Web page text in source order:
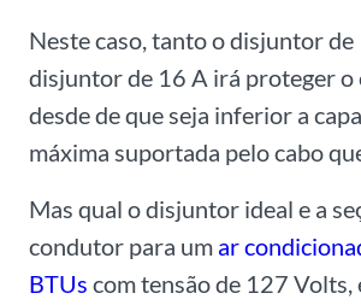
Neste caso, tanto o disjuntor
disjuntor de 16 A irá proteger o
desde de que seja inferior a
máxima suportada pelo cabo
Mas qual o disjuntor ideal e a
condutor para um ar
BTUs com tensão de 127 Volts,